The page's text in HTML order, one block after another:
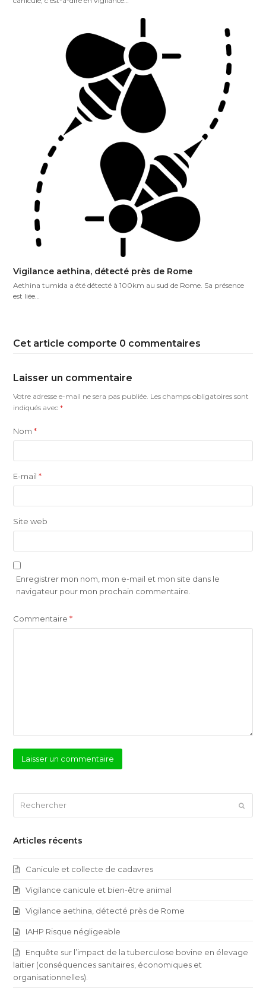
Vigilance aethina, détecté près de Rome
Aethina tumida a été détecté à 100km au sud de Rome. Sa présence
est liée…
Cet article comporte 0 commentaires
Laisser un commentaire
Votre adresse e-mail ne sera pas publiée. Les champs obligatoires sont
indiqués avec*
Nom*
E-mail*
Site web
Enregistrer mon nom, mon e-mail et mon site dans le
navigateur pour mon prochain commentaire.
Commentaire*
Articles récents
Canicule et collecte de cadavres
Vigilance canicule et bien-être animal
Vigilance aethina, détecté près de Rome
IAHP Risque négligeable
Enquête sur l’impact de la tuberculose bovine en élevage
laitier (conséquences sanitaires, économiques et
organisationnelles).